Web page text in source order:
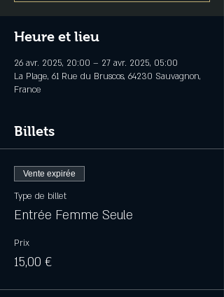
Heure et lieu
26 avr. 2025, 20:00 – 27 avr. 2025, 05:00
La Plage, 61 Rue du Bruscos, 64230 Sauvagnon,
France
Billets
Vente expirée
Type de billet
Entrée Femme Seule
Prix
15,00 €